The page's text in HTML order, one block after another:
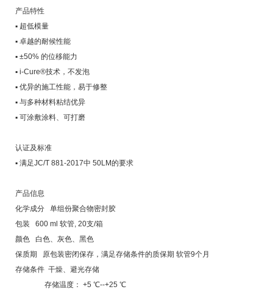
产品特性
▪ 超低模量
▪ 卓越的耐候性能
▪ ±50% 的位移能力
▪ i-Cure®技术，不发泡
▪ 优异的施工性能，易于修整
▪ 与多种材料粘结优异
▪ 可涂敷涂料、可打磨
认证及标准
▪ 满足JC/T 881-2017中 50LM的要求
产品信息
化学成分 单组份聚合物密封胶
包装 600 ml 软管, 20支/箱
颜色 白色、灰色、黑色
保质期 原包装密闭保存，满足存储条件的质保期 软管9个月
存储条件 干燥、避光存储
存储温度： +5 ℃--+25 ℃